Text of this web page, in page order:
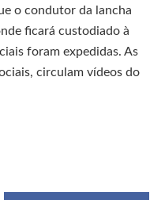
o condutor da lancha
ficará custodiado à
foram expedidas. As
circulam vídeos do